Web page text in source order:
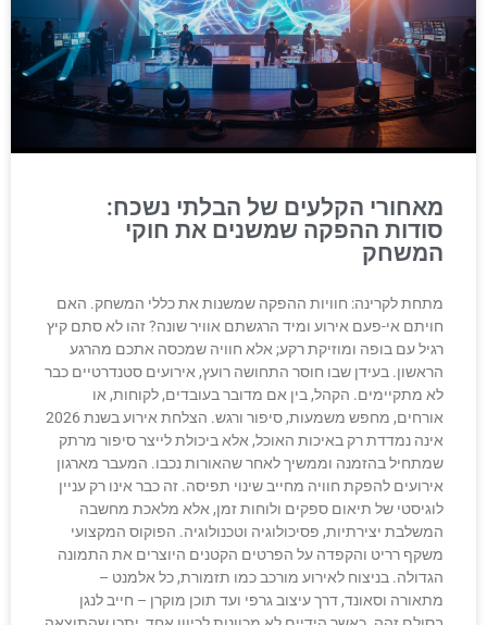
מאחורי הקלעים של הבלתי נשכח:
סודות ההפקה שמשנים את חוקי
המשחק
מתחת לקרינה: חוויות ההפקה שמשנות את כללי המשחק. האם
חויתם אי-פעם אירוע ומיד הרגשתם אוויר שונה? זהו לא סתם קיץ
רגיל עם בופה ומוזיקת רקע; אלא חוויה שמכסה אתכם מהרגע
הראשון. בעידן שבו חוסר התחושה רועץ, אירועים סטנדרטיים כבר
לא מתקיימים. הקהל, בין אם מדובר בעובדים, לקוחות, או
אורחים, מחפש משמעות, סיפור ורגש. הצלחת אירוע בשנת 2026
אינה נמדדת רק באיכות האוכל, אלא ביכולת לייצר סיפור מרתק
שמתחיל בהזמנה וממשיך לאחר שהאורות נכבו. המעבר מארגון
אירועים להפקת חוויה מחייב שינוי תפיסה. זה כבר אינו רק עניין
לוגיסטי של תיאום ספקים ולוחות זמן, אלא מלאכת מחשבה
המשלבת יצירתיות, פסיכולוגיה וטכנולוגיה. הפוקוס המקצועי
משקף רריט והקפדה על הפרטים הקטנים היוצרים את התמונה
הגדולה. בניצוח לאירוע מורכב כמו תזמורת, כל אלמנט –
מתאורה וסאונד, דרך עיצוב גרפי ועד תוכן מוקרן – חייב לנגן